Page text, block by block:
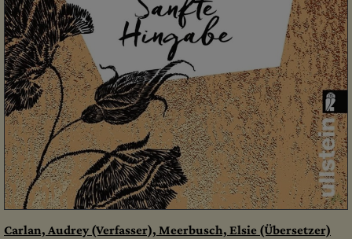
Carlan, Audrey (Verfasser), Meerbusch, Elsie (Übersetzer)